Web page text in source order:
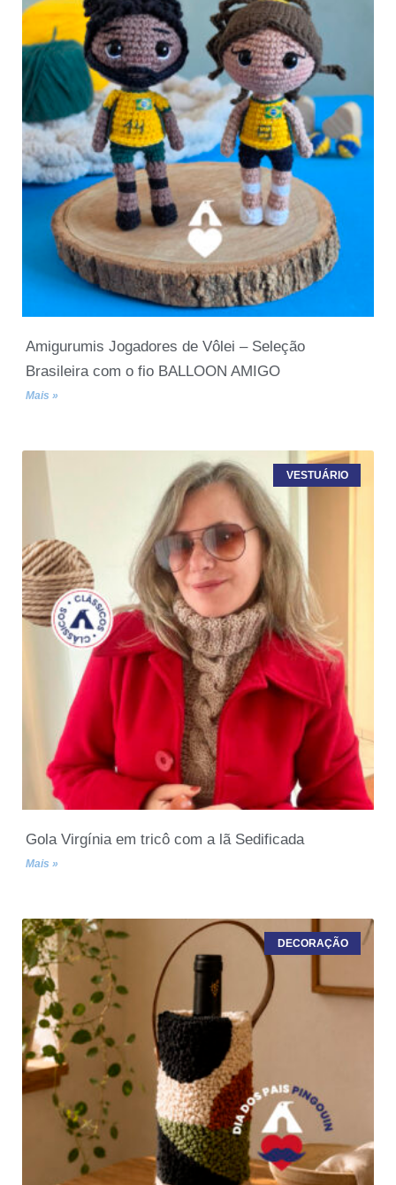
Amigurumis Jogadores de Vôlei – Seleção
Brasileira com o fio BALLOON AMIGO
Mais »
VESTUÁRIO
Gola Virgínia em tricô com a lã Sedificada
Mais »
DECORAÇÃO